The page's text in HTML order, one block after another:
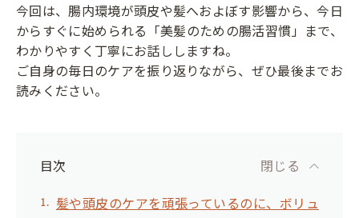
今回は、腸内環境が頭皮や髪へおよぼす影響から、今日
からすぐに始められる「美髪のための腸活習慣」まで、
わかりやすく丁寧にお話ししますね。
ご自身の毎日のケアを振り返りながら、ぜひ最後までお
読みください。
目次
髪や頭皮のケアを頑張っているのに、ボリュ
閉じる